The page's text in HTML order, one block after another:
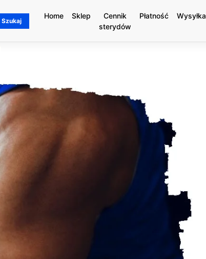
Home Sklep
Cennik
sterydów
Płatność Wysyłka